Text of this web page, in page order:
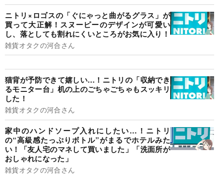
ニトリ×ロゴスの「ぐにゃっと曲がるグラス」が
買って大正解！スヌーピーのデザインが可愛い
し、落としても割れにくいところがお気に入り！
雑貨オタクの河合さん
猫背が予防できて嬉しい…！ニトリの「収納でき
るモニター台」机の上のごちゃごちゃもスッキリ
した！
雑貨オタクの河合さん
家中のハンドソープ入れにしたい…！ニトリ
の“高級感たっぷりボトル”がまるでホテルみた
い！「友人宅のマネして買いました」「洗面所が
おしゃれになった」
雑貨オタクの河合さん